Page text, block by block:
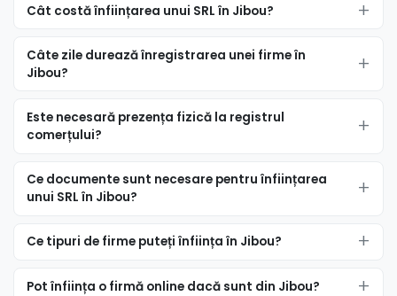
Cât costă înființarea unui SRL în Jibou?
Câte zile durează înregistrarea unei firme în
Jibou?
Este necesară prezența fizică la registrul
comerțului?
Ce documente sunt necesare pentru înființarea
unui SRL în Jibou?
Ce tipuri de firme puteți înființa în Jibou?
Pot înființa o firmă online dacă sunt din Jibou?